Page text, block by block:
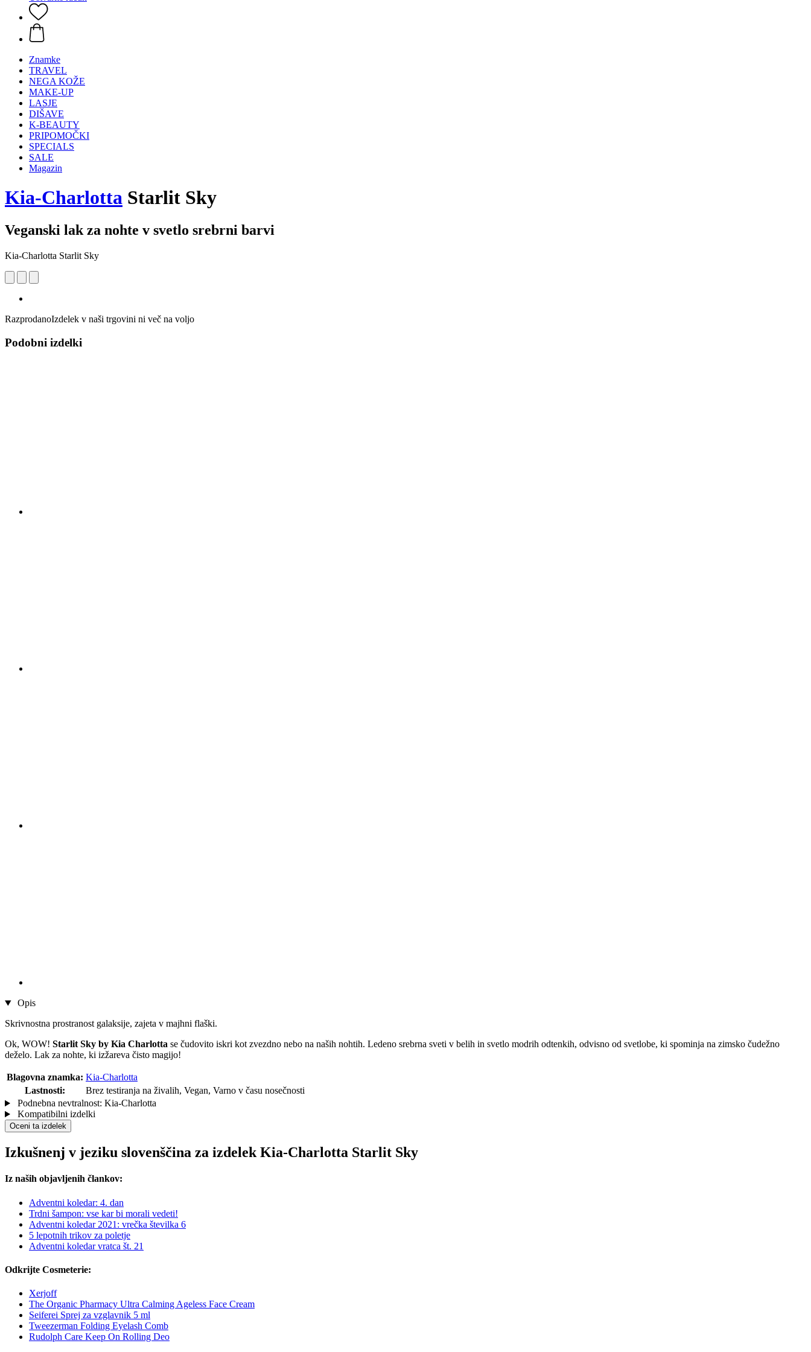
Znamke
TRAVEL
NEGA KOŽE
MAKE-UP
LASJE
DIŠAVE
K-BEAUTY
PRIPOMOČKI
SPECIALS
SALE
Magazin
Kia-Charlotta Starlit Sky
Veganski lak za nohte v svetlo srebrni barvi
Kia-Charlotta Starlit Sky
RazprodanoIzdelek v naši trgovini ni več na voljo
Podobni izdelki
Opis
Skrivnostna prostranost galaksije, zajeta v majhni flaški.
Ok, WOW! Starlit Sky by Kia Charlotta se čudovito iskri kot zvezdno nebo na naših nohtih. Ledeno srebrna sveti v belih in svetlo modrih odtenkih, odvisno od svetlobe, ki spominja na zimsko čudežno
deželo. Lak za nohte, ki izžareva čisto magijo!
Blagovna znamka: Kia-Charlotta
Lastnosti:
Brez testiranja na živalih, Vegan, Varno v času nosečnosti
Podnebna nevtralnost: Kia-Charlotta
Kompatibilni izdelki
Oceni ta izdelek
Izkušnenj v jeziku slovenščina za izdelek Kia-Charlotta Starlit Sky
Iz naših objavljenih člankov:
Adventni koledar: 4. dan
Trdni šampon: vse kar bi morali vedeti!
Adventni koledar 2021: vrečka številka 6
5 lepotnih trikov za poletje
Adventni koledar vratca št. 21
Odkrijte Cosmeterie:
Xerjoff
The Organic Pharmacy Ultra Calming Ageless Face Cream
Seiferei Sprej za vzglavnik 5 ml
Tweezerman Folding Eyelash Comb
Rudolph Care Keep On Rolling Deo